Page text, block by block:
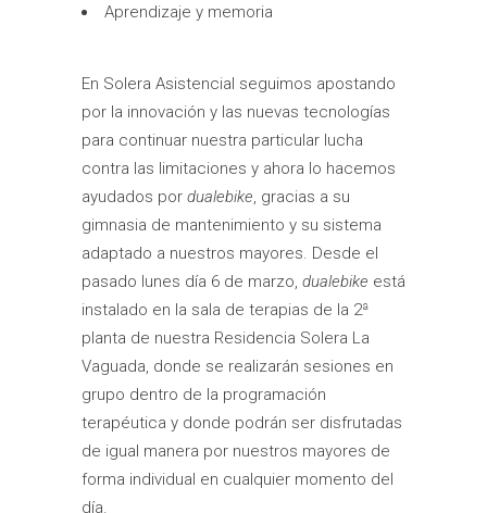
Aprendizaje y memoria
En Solera Asistencial seguimos apostando
por la innovación y las nuevas tecnologías
para continuar nuestra particular lucha
contra las limitaciones y ahora lo hacemos
ayudados por dualebike, gracias a su
gimnasia de mantenimiento y su sistema
adaptado a nuestros mayores. Desde el
pasado lunes día 6 de marzo, dualebike está
instalado en la sala de terapias de la 2ª
planta de nuestra Residencia Solera La
Vaguada, donde se realizarán sesiones en
grupo dentro de la programación
terapéutica y donde podrán ser disfrutadas
de igual manera por nuestros mayores de
forma individual en cualquier momento del
día.